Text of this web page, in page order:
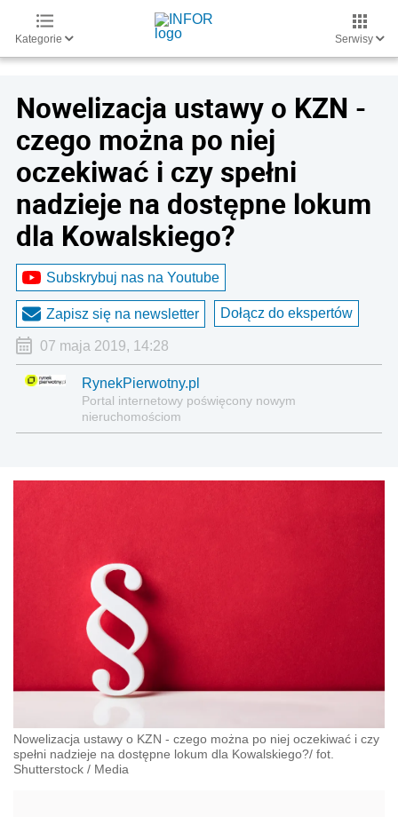
Kategorie Serwisy
Nowelizacja ustawy o KZN -
czego można po niej
oczekiwać i czy spełni
nadzieje na dostępne lokum
dla Kowalskiego?
Subskrybuj nas na Youtube
Zapisz się na newsletter Dołącz do ekspertów
07 maja 2019, 14:28
RynekPierwotny.pl
Portal internetowy poświęcony nowym
nieruchomościom
Nowelizacja ustawy o KZN - czego można po niej oczekiwać i czy
spełni nadzieje na dostępne lokum dla Kowalskiego?/ fot.
Shutterstock / Media